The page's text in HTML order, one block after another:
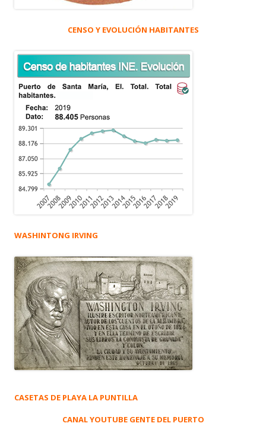
CENSO Y EVOLUCIÓN HABITANTES
WASHINTONG IRVING
CASETAS DE PLAYA LA PUNTILLA
CANAL YOUTUBE GENTE DEL PUERTO